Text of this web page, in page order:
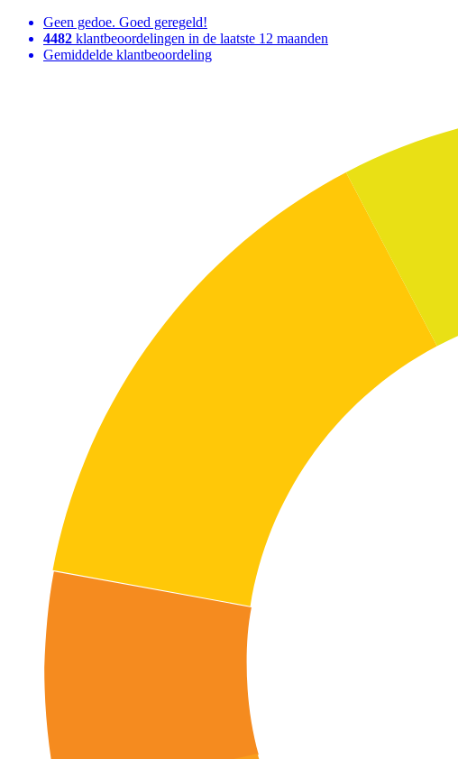
Geen gedoe. Goed geregeld!
4482 klantbeoordelingen in de laatste 12 maanden
Gemiddelde klantbeoordeling